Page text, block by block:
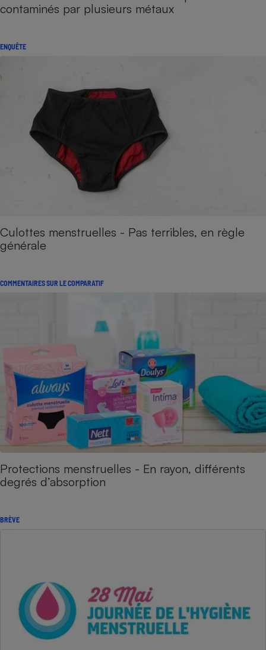
contaminés par plusieurs métaux
ENQUÊTE
Culottes menstruelles - Pas terribles, en règle
générale
COMMENTAIRES SUR LE COMPARATIF
Protections menstruelles - En rayon, différents
degrés d’absorption
BRÈVE